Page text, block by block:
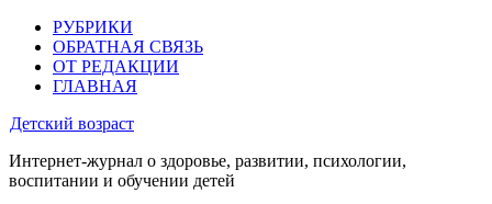
РУБРИКИ
ОБРАТНАЯ СВЯЗЬ
ОТ РЕДАКЦИИ
ГЛАВНАЯ
Детский возраст
Интернет-журнал о здоровье, развитии, психологии,
воспитании и обучении детей